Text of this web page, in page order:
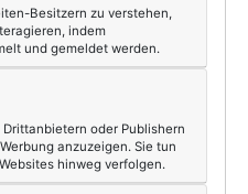
Besitzern zu verstehen,
indem
und gemeldet werden.
oder Publishern
anzuzeigen. Sie tun
hinweg verfolgen.